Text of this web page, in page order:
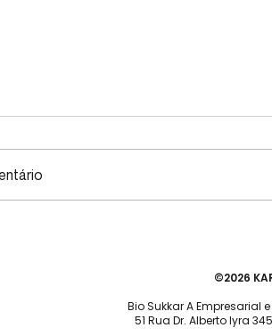
tolerância
©2026
Bio Sukkar A Empresarial
51 Rua Dr. Alberto lyra